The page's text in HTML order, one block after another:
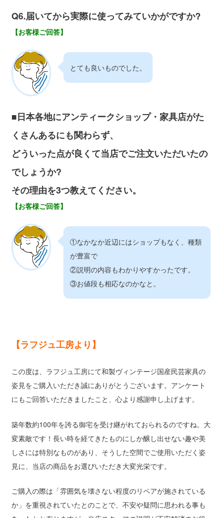
Q6.届いてから実際に使ってみていかがですか?
【お客様ご回答】
とても良いものでした。
■日本各地にアンティークショップ・家具店がた
くさんあるにも関わらず、
どういった点が良くて当店でご注文いただいたの
でしょうか?
その理由を3つ教えてください。
【お客様ご回答】
①なかなか近辺にはショップもなく、種類
が豊富で
②説明の内容もわかりやすかったです。
③お値段も相応なのかなと。
【ラフジュ工房より】
この度は、ラフジュ工房にて和製ヴィンテージ国産民芸家具の
姿見をご購入いただき誠にありがとうございます。アンケート
にもご回答いただきましたこと、心より感謝申し上げます。
築年数約100年を誇る御宅を受け継がれておられるのですね。大
変素敵です！長い時を経てきたものにしか醸し出せない趣や美
しさには特別なものがあり、そうした空間でご使用いただく姿
見に、当店の商品をお選びいただき大変光栄です。
ご購入の際は「雰囲気を壊さない程度のリペアが施されている
か」を重視されていたとのことで、不安や疑問に思われる事も